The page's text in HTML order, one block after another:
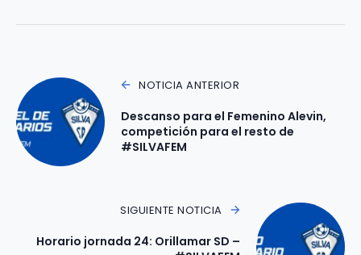
NOTICIA ANTERIOR
Descanso para el Femenino Alevin,
competición para el resto de
#SILVAFEM
SIGUIENTE NOTICIA
Horario jornada 24: Orillamar SD –